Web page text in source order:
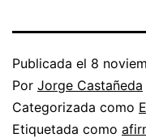
Publicada el 8
Por Jorge Castañeda
Categorizada como
Etiquetada como